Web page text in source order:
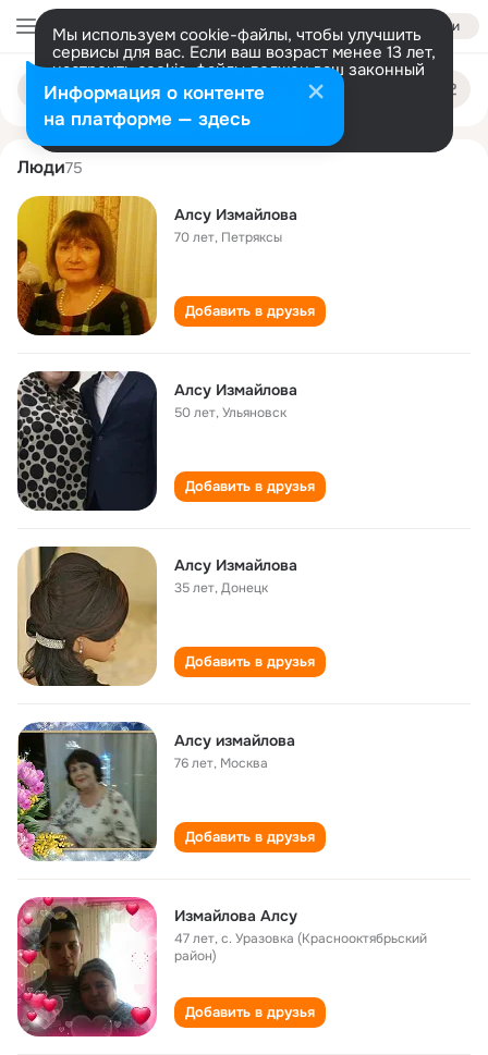
Войти
Мы используем cookie-файлы, чтобы улучшить
сервисы для вас. Если ваш возраст менее 13 лет,
настроить cookie-файлы должен ваш законный
представитель. Больше информации
Разрешить все Настроить
Поиск
людям
alsu izmaylova
Люди75
Алсу Измайлова
70 лет, Петряксы
Добавить в друзья
Алсу Измайлова
50 лет,Ульяновск
Добавить в друзья
Алсу Измайлова
35 лет,Донецк
Добавить в друзья
Алсу измайлова
76 лет, Москва
Добавить в друзья
Измайлова Алсу
47 лет,с. Уразовка (Краснооктябрьский
район)
Добавить в друзья
Информация о контенте
на платформе — здесь